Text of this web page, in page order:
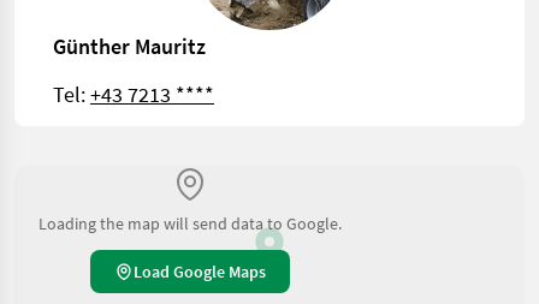
Günther Mauritz
Tel:+43 7213 ****
Loading the map will send data to Google.
Load Google Maps